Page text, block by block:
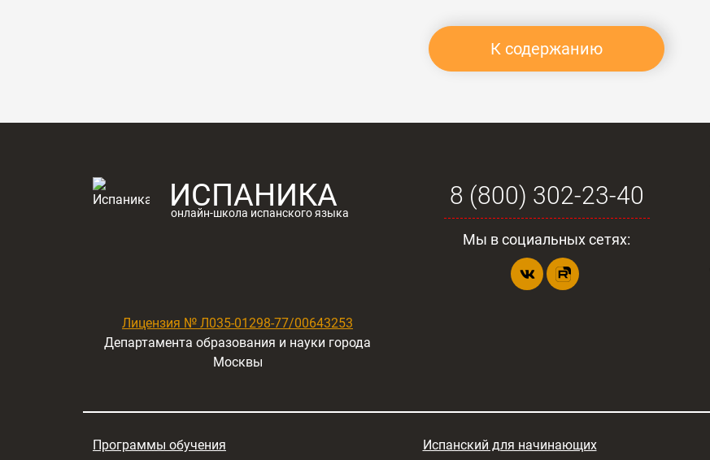
К содержанию
ИСПАНИКА
онлайн-школа испанского языка
Лицензия № Л035-01298-77/00643253
Департамента образования и науки города
Москвы
8 (800) 302-23-40
Мы в социальных сетях:
Программы обучения
Испанский для начинающих